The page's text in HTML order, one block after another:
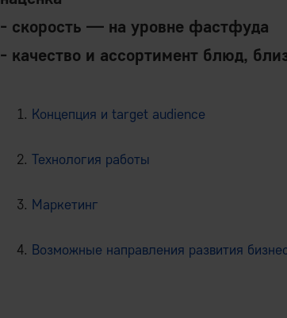
- скорость — на уровне фастфуда
- качество и ассортимент блюд,
Концепция и target audience
Технология работы
Маркетинг
Возможные направления развития